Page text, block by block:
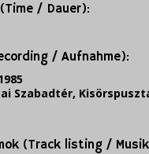
/ Dauer):
/ Aufnahme):
Szabadtér,
(Track listing /